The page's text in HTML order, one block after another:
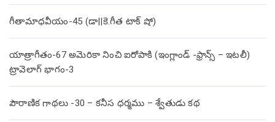
గీతామాధవీయం-45 (డా||కె.గీత టాక్ షో)
యాత్రాగీతం-67 అమెరికా నించి ఐరోపాకి (ఇంగ్లాండ్ -ఫ్రాన్స్ – ఇటలీ)
ట్రావెలాగ్ భాగం-3
పౌరాణిక గాథలు -30 – కనీస ధర్మము – శ్వేతుడు కథ